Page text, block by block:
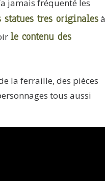
jamais fréquenté les
statues tres originalesà
le contenu des
la ferraille, des pièces
tous aussi